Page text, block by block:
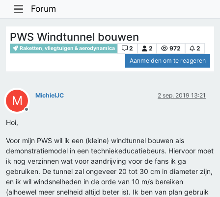
Forum
PWS Windtunnel bouwen
Raketten, vliegtuigen & aerodynamica 2 2 972
2
Aanmelden om te reageren
M
Offline
MichielJC 2 sep. 2019 13:21
Hoi,
Voor mijn PWS wil ik een (kleine) windtunnel bouwen als
demonstratiemodel in een techniekeducatiebeurs. Hiervoor moet
ik nog verzinnen wat voor aandrijving voor de fans ik ga
gebruiken. De tunnel zal ongeveer 20 tot 30 cm in diameter zijn,
en ik wil windsnelheden in de orde van 10 m/s bereiken
(alhoewel meer snelheid altijd beter is). Ik ben van plan gebruik